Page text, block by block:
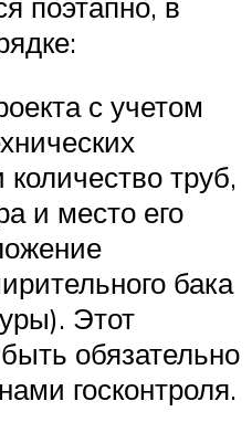
с учетом
труб,
и место его
бака
Этот
обязательно
госконтроля.